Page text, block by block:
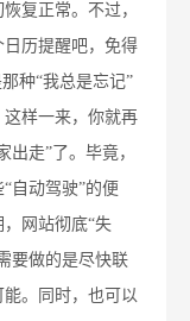
复正常。不过，
历提醒吧，免得
种“我总是忘记”
样一来，你就再
走”了。毕竟，
自动驾驶”的便
网站彻底“失
要做的是尽快联
。同时，也可以